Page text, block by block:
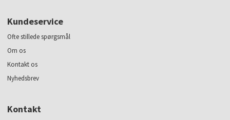
Kundeservice
Ofte stillede spørgsmål
Om os
Kontakt os
Nyhedsbrev
Kontakt